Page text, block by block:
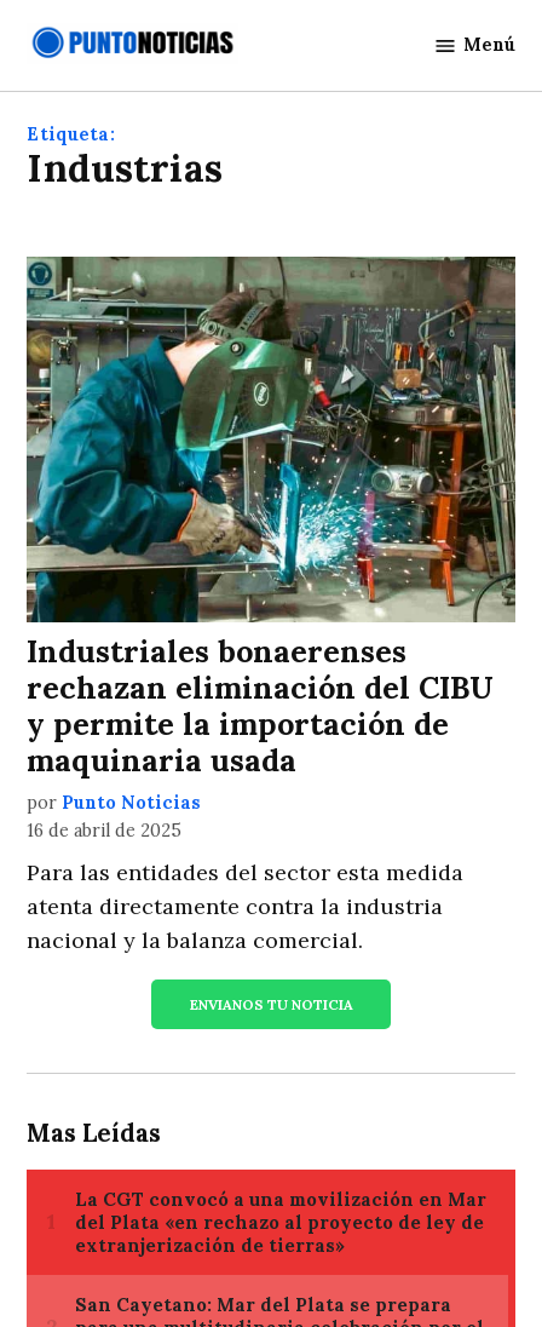
Noticias
Menú
Etiqueta:
industrias
Industriales bonaerenses
rechazan eliminación del CIBU
y permite la importación de
maquinaria usada
por Punto Noticias
16 de abril de 2025
Para las entidades del sector esta medida
atenta directamente contra la industria
nacional y la balanza comercial.
ENVIANOS TU NOTICIA
Mas Leídas